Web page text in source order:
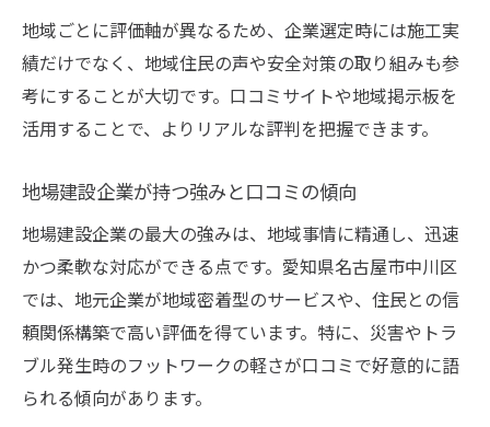
地域ごとに評価軸が異なるため、企業選定時には施工実
績だけでなく、地域住民の声や安全対策の取り組みも参
考にすることが大切です。口コミサイトや地域掲示板を
活用することで、よりリアルな評判を把握できます。
地場建設企業が持つ強みと口コミの傾向
地場建設企業の最大の強みは、地域事情に精通し、迅速
かつ柔軟な対応ができる点です。愛知県名古屋市中川区
では、地元企業が地域密着型のサービスや、住民との信
頼関係構築で高い評価を得ています。特に、災害やトラ
ブル発生時のフットワークの軽さが口コミで好意的に語
られる傾向があります。